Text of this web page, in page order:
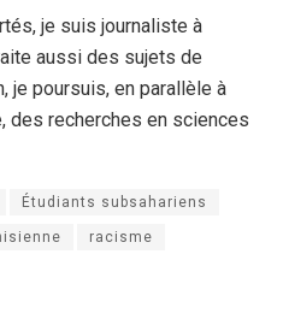
je suis journaliste à
aussi des sujets de
je poursuis, en parallèle à
des recherches en sciences
Étudiants subsahariens
racisme